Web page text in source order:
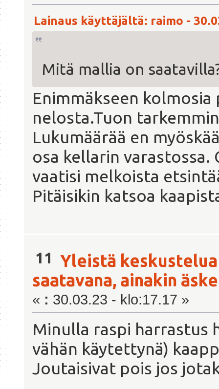
Lainaus käyttäjältä: raimo -
Mitä mallia on
Enimmäkseen
nelosta.Tuon
Lukumäärää en
osa kellarin
vaatisi melkoista
Pitäisikin katsoa
11 Yleistä keskustelua
saatavana, ainakin
« : 30.03.23 - klo:17.17 »
Minulla raspi harrastus
vähän käytettynä)
Joutaisivat pois jos